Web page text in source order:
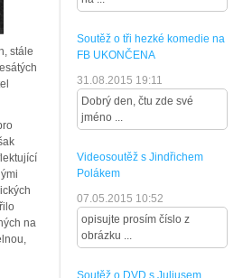
stále
na
Soutěž o tři hezké komedie na
FB UKONČENA
31.08.2015 19:11
Dobrý den, čtu zde své
jméno ...
Videosoutěž s Jindřichem
Polákem
07.05.2015 10:52
opisujte prosím číslo z
obrázku ...
Soutěž o DVD s Juliusem